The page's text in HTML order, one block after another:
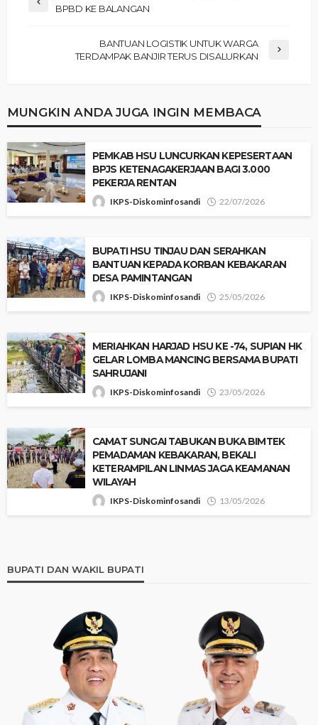
BPBD KE BALANGAN
BANTUAN LOGISTIK UNTUK WARGA
TERDAMPAK BANJIR TERUS DISALURKAN
MUNGKIN ANDA JUGA INGIN MEMBACA
‎PEMKAB HSU LUNCURKAN KEPESERTAAN
BPJS KETENAGAKERJAAN BAGI 3.000
PEKERJA RENTAN
IKPS-Diskominfosandi 22/07/2026
‎BUPATI HSU TINJAU DAN SERAHKAN
BANTUAN KEPADA KORBAN KEBAKARAN
DESA PAMINTANGAN
IKPS-Diskominfosandi 25/05/2026
‎​MERIAHKAN HARJAD HSU KE -74, SUPIAN HK
GELAR LOMBA MANCING BERSAMA BUPATI
SAHRUJANI
IKPS-Diskominfosandi 23/05/2026
‎CAMAT SUNGAI TABUKAN BUKA BIMTEK
PEMADAMAN KEBAKARAN, BEKALI
KETERAMPILAN LINMAS JAGA KEAMANAN
WILAYAH
IKPS-Diskominfosandi 13/05/2026
BUPATI DAN WAKIL BUPATI